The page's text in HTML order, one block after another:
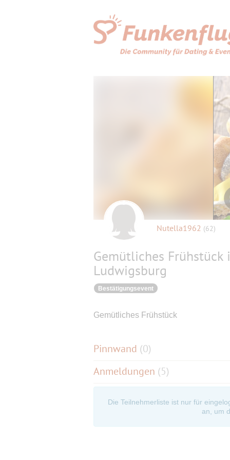
Nutella1962 (62)
Gemütliches Frühstück
Ludwigsburg
Bestätigungsevent
Gemütliches Frühstück
Pinnwand (0)
Anmeldungen (5)
Die Teilnehmerliste ist nur für
an, um